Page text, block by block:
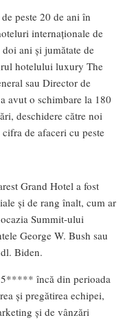
peste 20 de ani în
internaționale de
ani și jumătate de
hotelului luxury The
sau Director de
avut o schimbare la 180
deschidere către noi
de afaceri cu peste
Grand Hotel a fost
și de rang înalt, cum ar
Summit-ului
George W. Bush sau
Biden.
5***** încă din perioada
și pregătirea echipei,
și de vânzări